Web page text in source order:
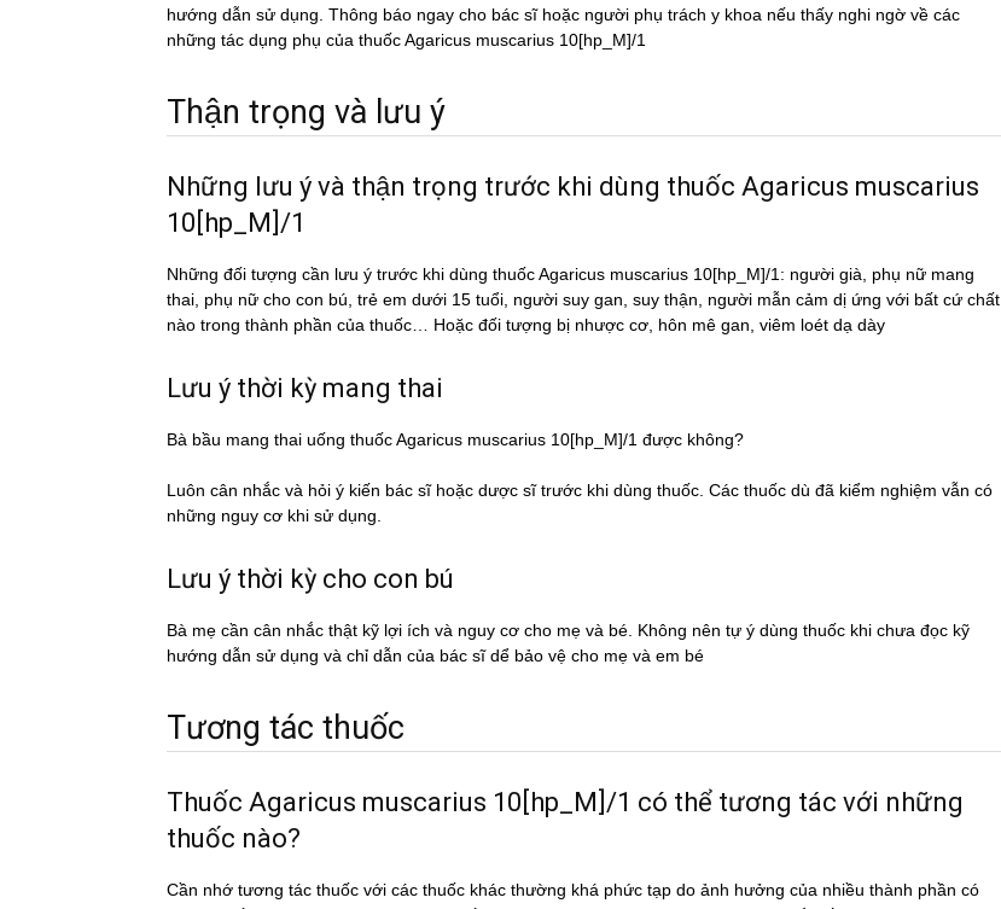
hướng dẫn sử dụng. Thông báo ngay cho bác sĩ hoặc người phụ trách y khoa nếu thấy nghi ngờ về các
những tác dụng phụ của thuốc Agaricus muscarius 10[hp_M]/1
Thận trọng và lưu ý
Những lưu ý và thận trọng trước khi dùng thuốc Agaricus muscarius
10[hp_M]/1
Những đối tượng cần lưu ý trước khi dùng thuốc Agaricus muscarius 10[hp_M]/1: người già, phụ nữ mang
thai, phụ nữ cho con bú, trẻ em dưới 15 tuổi, người suy gan, suy thận, người mẫn cảm dị ứng với bất cứ chất
nào trong thành phần của thuốc… Hoặc đối tượng bị nhược cơ, hôn mê gan, viêm loét dạ dày
Lưu ý thời kỳ mang thai
Bà bầu mang thai uống thuốc Agaricus muscarius 10[hp_M]/1 được không?
Luôn cân nhắc và hỏi ý kiến bác sĩ hoặc dược sĩ trước khi dùng thuốc. Các thuốc dù đã kiểm nghiệm vẫn có
những nguy cơ khi sử dụng.
Lưu ý thời kỳ cho con bú
Bà mẹ cần cân nhắc thật kỹ lợi ích và nguy cơ cho mẹ và bé. Không nên tự ý dùng thuốc khi chưa đọc kỹ
hướng dẫn sử dụng và chỉ dẫn của bác sĩ dể bảo vệ cho mẹ và em bé
Tương tác thuốc
Thuốc Agaricus muscarius 10[hp_M]/1 có thể tương tác với những
thuốc nào?
Cần nhớ tương tác thuốc với các thuốc khác thường khá phức tạp do ảnh hưởng của nhiều thành phần có